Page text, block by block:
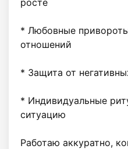
* Любовные
отношений
* Защита от
* Индивидуальные
ситуацию
Работаю аккуратно,